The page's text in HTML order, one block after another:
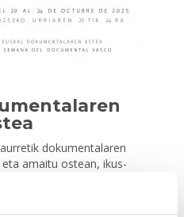
dokumentalaren
amaitu ostean, ikus-